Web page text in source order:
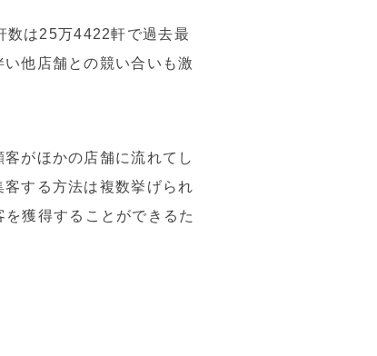
数は25万4422軒で過去最
他店舗との競い合いも激
がほかの店舗に流れてし
する方法は複数挙げられ
獲得することができるた